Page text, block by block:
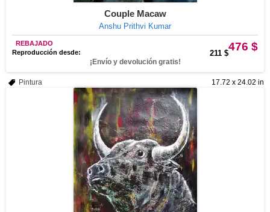
Couple Macaw
Anshu Prithvi Kumar
476 $
REBAJADO
Reproducción desde:
211 $
¡Envío y devolución gratis!
17.72 x 24.02 in
Pintura